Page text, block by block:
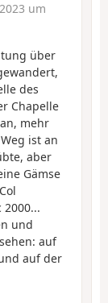
um
über
des
Chapelle
mehr
ist an
aber
Gämse
und
auf
auf der